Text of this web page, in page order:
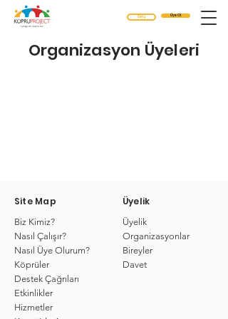
Üye Ol
Giriş
Organizasyon Üyeleri
Site Map
Biz Kimiz?
Nasıl Çalışır?
Nasıl Üye Olurum?
Köprüler
Destek Çağrıları
Etkinlikler
Hizmetler
Üyelik
Üyelik
Organizasyonlar
Bireyler
Davet